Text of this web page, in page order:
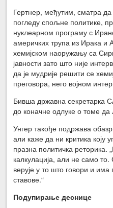
Гертнер, међутим, сматра
погледу спољне политике,
нуклеарном програму с
америчких трупа из Ирака и
хемијском наоружању са
јавности зато што није
да је мудрије решити се
преговора, него војном
Бивша државна секретарка
до коначне одлуке о томе да
Унгер такође подржава
али каже да ни критика коју
празна политичка реторика.
калкулација, али не само
верује у то што говори и има
ставове.“
Подупирање деснице